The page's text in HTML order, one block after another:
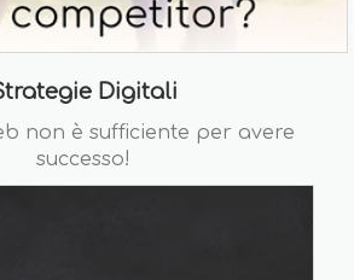
Digitali
non è sufficiente per avere
successo!